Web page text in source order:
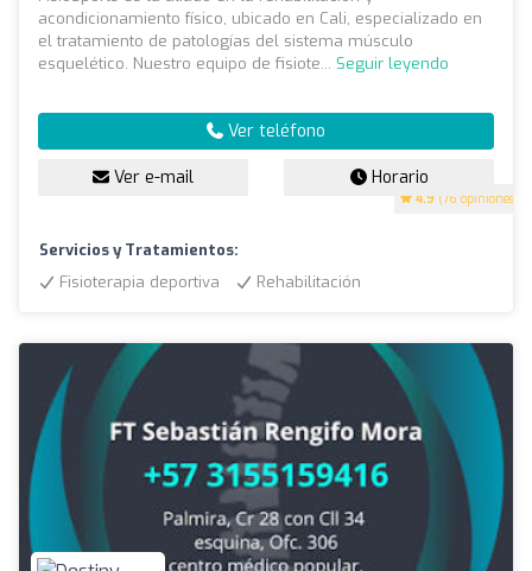
4.9 (76 opiniones)
acondicionamiento físico, ubicado en Cali, especializado en
el tratamiento de patologías del sistema músculo
esquelético. Nuestro equipo de fisiote... Seguir leyendo
Ver teléfono
Ver e-mail Horario
Servicios y Tratamientos:
Fisioterapia deportiva
Rehabilitación